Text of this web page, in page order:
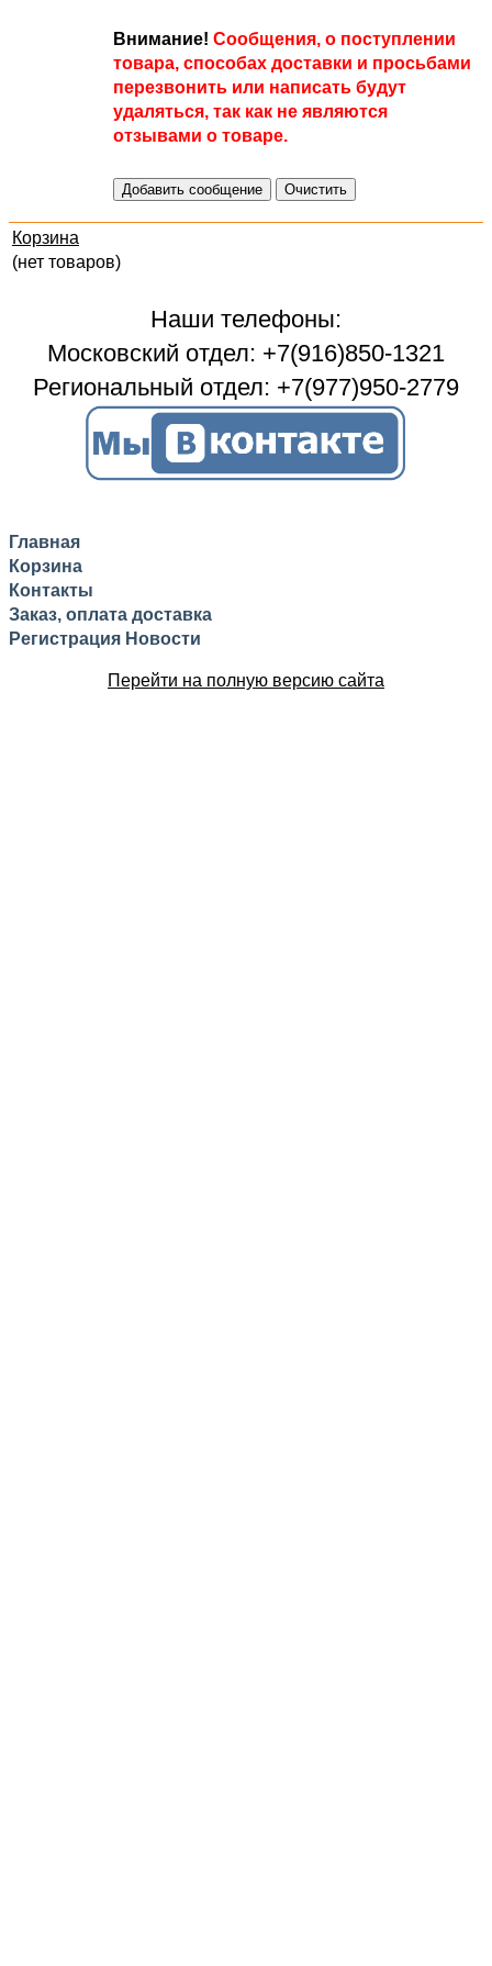
Внимание! Сообщения, о поступлении
товара, способах доставки и просьбами
перезвонить или написать будут
удаляться, так как не являются
отзывами о товаре.
Корзина
(нет товаров)
Наши телефоны:
Московский отдел: +7(916)850-1321
Региональный отдел: +7(977)950-2779
Главная
Корзина
Контакты
Заказ, оплата доставка
Регистрация Новости
Перейти на полную версию сайта